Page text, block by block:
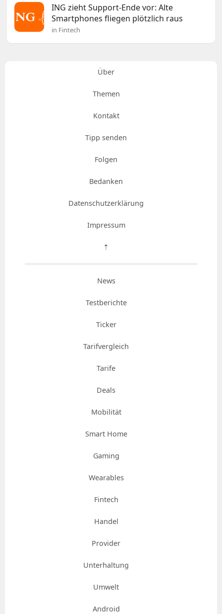
ING zieht Support-Ende vor: Alte
Smartphones fliegen plötzlich raus
in Fintech
Über
Themen
Kontakt
Tipp senden
Folgen
Bedanken
Datenschutzerklärung
Impressum
⇡
News
Testberichte
Ticker
Tarifvergleich
Tarife
Deals
Mobilität
Smart Home
Gaming
Wearables
Fintech
Handel
Provider
Unterhaltung
Umwelt
Android